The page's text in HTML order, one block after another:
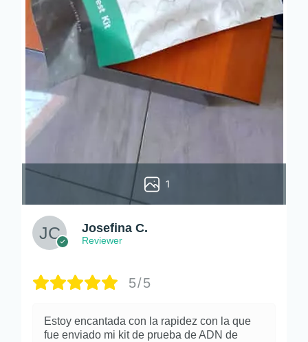
1
Josefina C.
Reviewer
5/5
Estoy encantada con la rapidez con la que
fue enviado mi kit de prueba de ADN de